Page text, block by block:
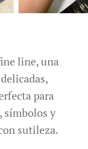
line, una
para
símbolos y
sutileza.